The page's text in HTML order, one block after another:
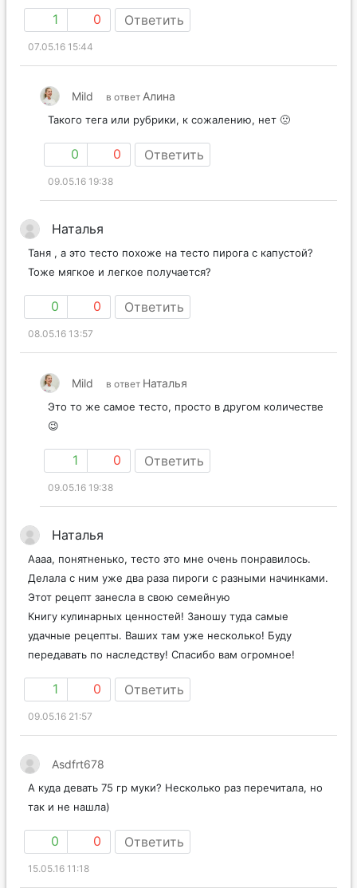
1 0 Ответить
07.05.16 15:44
Mild в ответ Алина
Такого тега или рубрики, к сожалению, нет 🙁
0 0 Ответить
09.05.16 19:38
Наталья
Таня , а это тесто похоже на тесто пирога с капустой?
Тоже мягкое и легкое получается?
0 0 Ответить
08.05.16 13:57
Mild в ответ Наталья
Это то же самое тесто, просто в другом количестве
😉
1 0 Ответить
09.05.16 19:38
Наталья
Аааа, понятненько, тесто это мне очень понравилось.
Делала с ним уже два раза пироги с разными начинками.
Этот рецепт занесла в свою семейную
Книгу кулинарных ценностей! Заношу туда самые
удачные рецепты. Ваших там уже несколько! Буду
передавать по наследству! Спасибо вам огромное!
1 0 Ответить
09.05.16 21:57
Asdfrt678
А куда девать 75 гр муки? Несколько раз перечитала, но
так и не нашла)
0 0 Ответить
15.05.16 11:18